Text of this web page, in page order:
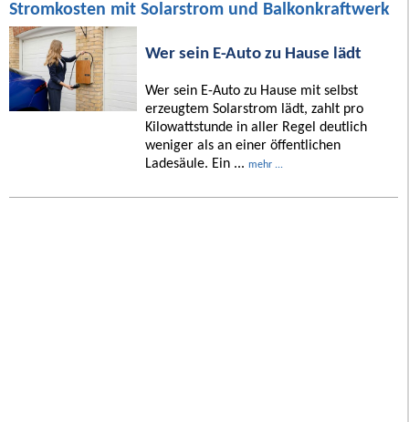
Stromkosten mit Solarstrom und Balkonkraftwerk
Wer sein E-Auto zu Hause lädt
Wer sein E-Auto zu Hause mit selbst
erzeugtem Solarstrom lädt, zahlt pro
Kilowattstunde in aller Regel deutlich
weniger als an einer öffentlichen
Ladesäule. Ein ... mehr ...